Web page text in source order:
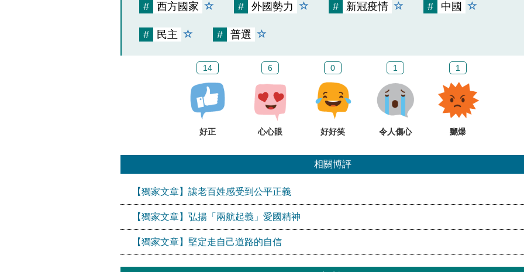
# 西方國家 # 外國勢力 # 新冠疫情 # 中國
# 民主 # 普選
14
好正
6
心心眼
0
好好笑
1
令人傷心
1
嬲爆
相關博評
【獨家文章】讓老百姓感受到公平正義
【獨家文章】弘揚「兩航起義」愛國精神
【獨家文章】堅定走自己道路的自信